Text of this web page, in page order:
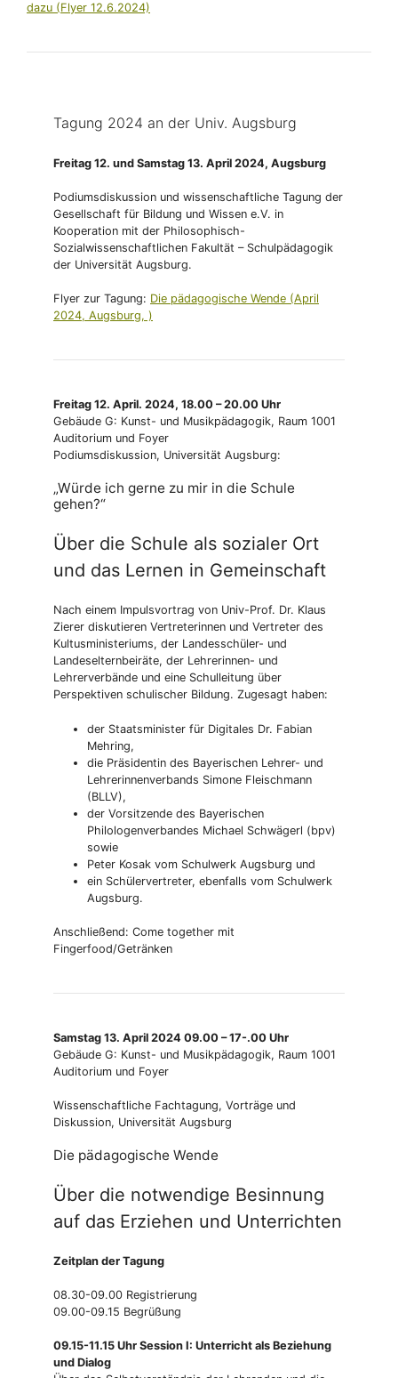
dazu (Flyer 12.6.2024)
Tagung 2024 an der Univ. Augsburg
Freitag 12. und Samstag 13. April 2024, Augsburg
Podiumsdiskussion und wissenschaftliche Tagung der
Gesellschaft für Bildung und Wissen e.V. in
Kooperation mit der Philosophisch-
Sozialwissenschaftlichen Fakultät – Schulpädagogik
der Universität Augsburg.
Flyer zur Tagung: Die pädagogische Wende (April
2024, Augsburg, )
Freitag 12. April. 2024, 18.00 – 20.00 Uhr
Gebäude G: Kunst- und Musikpädagogik, Raum 1001
Auditorium und Foyer
Podiumsdiskussion, Universität Augsburg:
„Würde ich gerne zu mir in die Schule
gehen?“
Über die Schule als sozialer Ort
und das Lernen in Gemeinschaft
Nach einem Impulsvortrag von Univ-Prof. Dr. Klaus
Zierer diskutieren Vertreterinnen und Vertreter des
Kultusministeriums, der Landesschüler- und
Landeselternbeiräte, der Lehrerinnen- und
Lehrerverbände und eine Schulleitung über
Perspektiven schulischer Bildung. Zugesagt haben:
der Staatsminister für Digitales Dr. Fabian
Mehring,
die Präsidentin des Bayerischen Lehrer- und
Lehrerinnenverbands Simone Fleischmann
(BLLV),
der Vorsitzende des Bayerischen
Philologenverbandes Michael Schwägerl (bpv)
sowie
Peter Kosak vom Schulwerk Augsburg und
ein Schülervertreter, ebenfalls vom Schulwerk
Augsburg.
Anschließend: Come together mit
Fingerfood/Getränken
Samstag 13. April 2024 09.00 – 17-.00 Uhr
Gebäude G: Kunst- und Musikpädagogik, Raum 1001
Auditorium und Foyer
Wissenschaftliche Fachtagung, Vorträge und
Diskussion, Universität Augsburg
Die pädagogische Wende
Über die notwendige Besinnung
auf das Erziehen und Unterrichten
Zeitplan der Tagung
08.30-09.00 Registrierung
09.00-09.15 Begrüßung
09.15-11.15 Uhr Session I: Unterricht als Beziehung
und Dialog